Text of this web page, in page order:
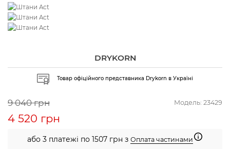
DRYKORN
Товар офіційного представника Drykorn в Україні
Модель: 23429
9 040 грн
4 520 грн
або 3 платежі по 1507 грн з Оплата частинами